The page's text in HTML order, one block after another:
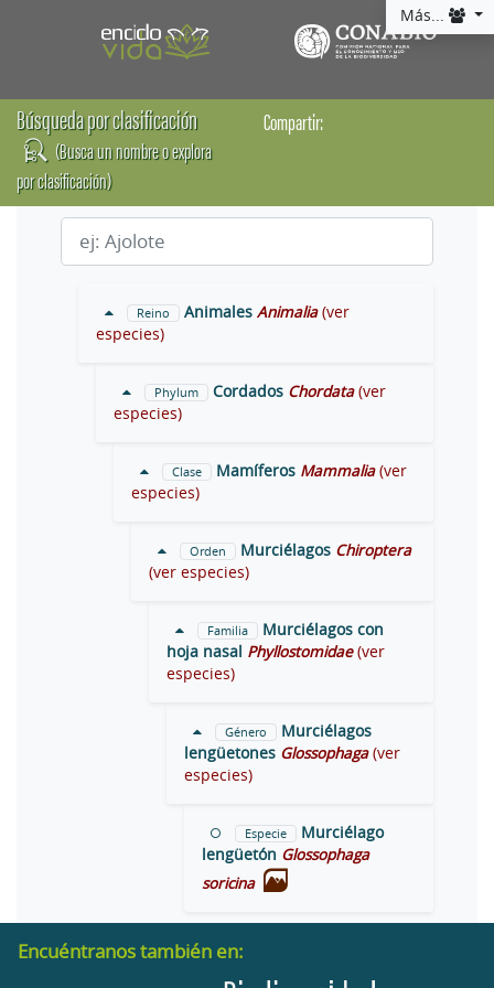
Más...
Búsqueda por clasificación
(Busca un nombre o explora
por clasificación)
Compartir:
Reino Animales Animalia (ver
especies)
Phylum Cordados Chordata (ver
especies)
Clase Mamíferos Mammalia (ver
especies)
Orden Murciélagos Chiroptera
(ver especies)
Familia
Murciélagos con
hoja nasal Phyllostomidae (ver
especies)
Género
Murciélagos
lengüetones Glossophaga (ver
especies)
Especie
Murciélago
lengüetón Glossophaga
soricina
Encuéntranos también en: